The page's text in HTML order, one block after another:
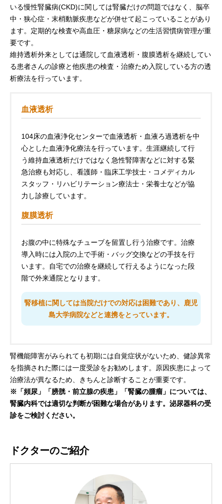
いる慢性腎臓病(CKD)に関しては腎臓だけの問題ではなく、脳卒
中・狭心症・末梢動脈疾患などが併せて起こっていることがあり
ます。定期的な検査や高血圧・糖尿病などの生活習慣病管理が重
要です。
維持透析外来としては通院して血液透析・腹膜透析を継続してい
る患者さんの診療と他疾患の検査・治療ため入院している方の透
析療法を行っています。
血液透析
104床の血液浄化センターで血液透析・血液ろ過透析を中
心とした血液浄化療法を行っています。生涯継続して行
う維持血液透析だけではなく急性腎障害などに対する緊
急治療も対応し、看護師・臨床工学技士・コメディカル
スタッフ・リハビリテーション療法士・栄養士などが協
力し診療しています。
腹膜透析
お腹の中に特殊なチューブを留置し行う治療です。治療
導入時には入院の上で手術・バッグ交換などの手技を行
います。自宅での治療を継続して行えるようになった段
階で外来通院となります。
腎移植に関しては当院だけでの対応は困難であり、鹿児
島大学病院などと連携をとっています。
腎機能障害がみられても初期には自覚症状がないため、健診異常
を指摘された際には一度受診をお勧めします。原因疾患によって
治療法が異なるため、きちんと診断することが重要です。
※「頻尿」「膀胱・前立腺の疾患」「腎臓の腫瘤」については、
腎臓内科では適切な判断が困難な場合があります。泌尿器科の受
診をご検討ください。
ドクターのご紹介